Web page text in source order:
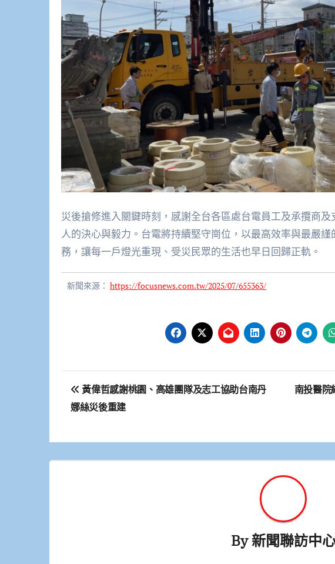
災後搶修進入關鍵時刻，感謝全台各區處台電員工及承攬商
人的決心與毅力。台電將持續堅守崗位，以最高效率與最嚴
務，讓每一戶燈光重現、受災民眾的生活也早日回歸正軌。
新聞來源： https://focusnews.com.tw/2025/07/655363/
文
章
覽
黃偉哲感謝桃園、高雄團隊及志工協助台南丹
娜絲災後重建
南投醫院
By新聞聯訪中